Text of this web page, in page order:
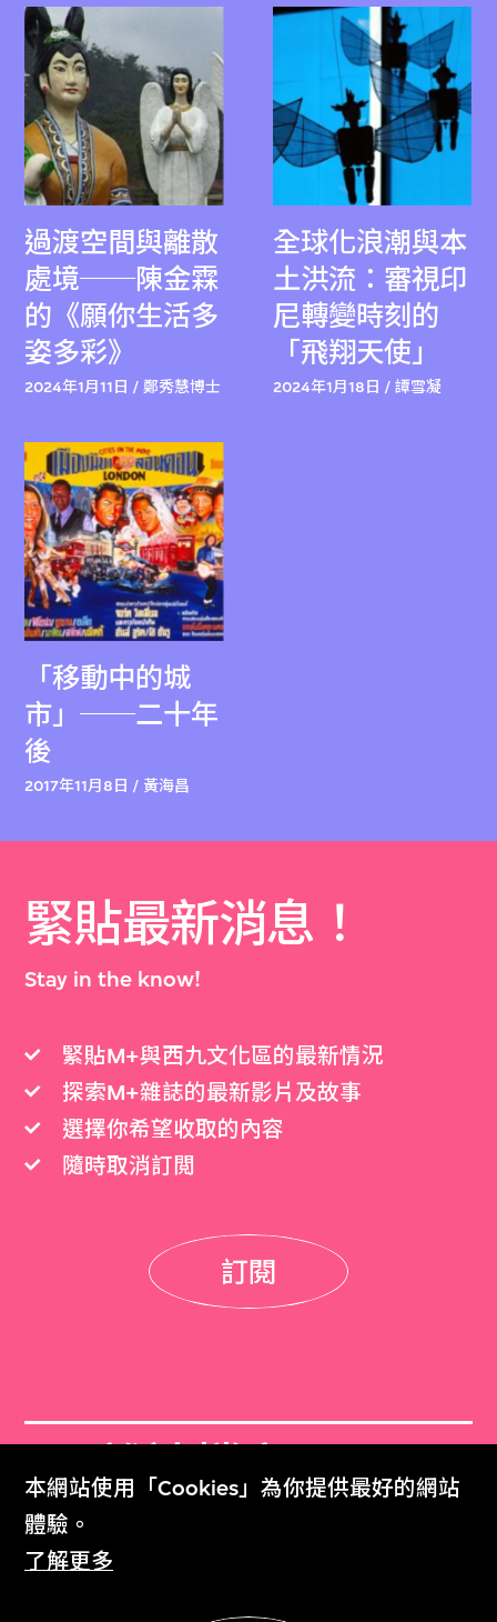
本網站使用「Cookies」為你提供最好的網站
體驗。
了解更多
過渡空間與離散
處境──陳金霖
的《願你生活多
姿多彩》
2024年1月11日 / 鄭秀慧博士
全球化浪潮與本
土洪流：審視印
尼轉變時刻的
「飛翔天使」
2024年1月18日 / 譚雪凝
「移動中的城
市」──二十年
後
2017年11月8日 / 黃海昌
緊貼最新消息！
Stay in the know!
緊貼M+與西九文化區的最新情況
探索M+雜誌的最新影片及故事
選擇你希望收取的內容
隨時取消訂閲
訂閱
M+雜誌檔案
M+ Magazine Archive
M+藏品